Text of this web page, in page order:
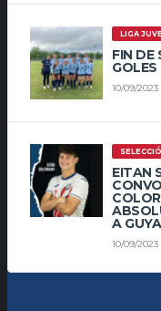
LIGA
FIN DE
10/09/2023
EITAN
A
10/09/2023